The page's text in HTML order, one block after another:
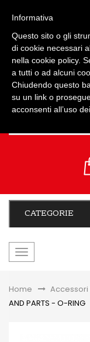
CATEGORIE
navigazione
Home &gt;Accessori
AND PARTS - O-RING
Informativa
Questo sito o gli
di cookie necessari
nella cookie policy.
a tutti o ad alcuni
Chiudendo questo
su un link o
acconsenti all’uso